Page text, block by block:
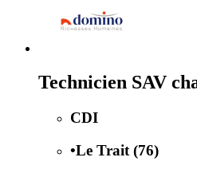
Technicien SAV
CDI
•Le Trait (76)